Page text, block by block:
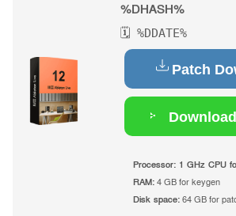
%DHASH%
🗓 %DDATE%
Patch
Processor: 1 GHz CPU
RAM: 4 GB for keygen
Disk space: 64 GB for